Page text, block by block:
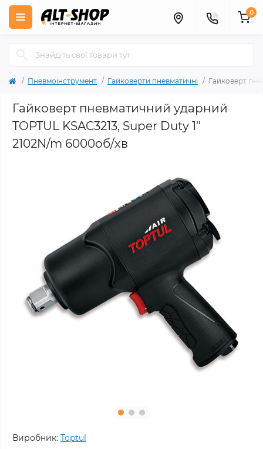
0
Пневмоінструмент Гайковерти пневматичні Гайковерт
Гайковерт пневматичний ударний
TOPTUL KSAC3213, Super Duty 1"
2102N/m 6000об/хв
Виробник: Toptul